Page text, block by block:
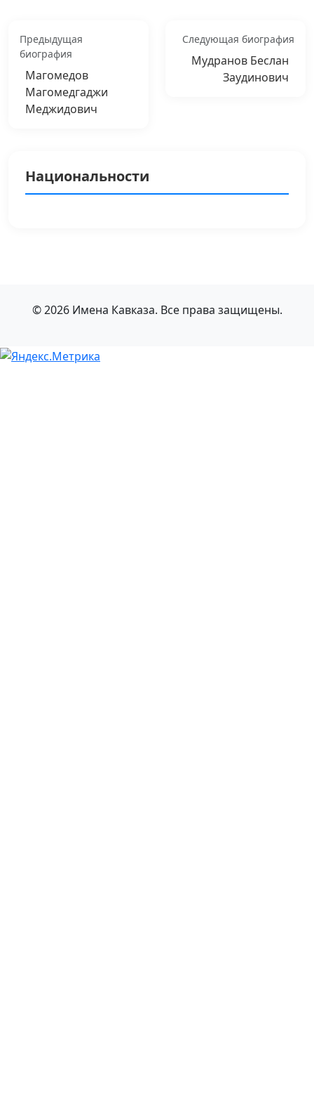
Предыдущая
биография
Магомедов
Магомедгаджи
Меджидович
Следующая биография
Мудранов Беслан
Заудинович
Национальности
© 2026 Имена Кавказа. Все права защищены.